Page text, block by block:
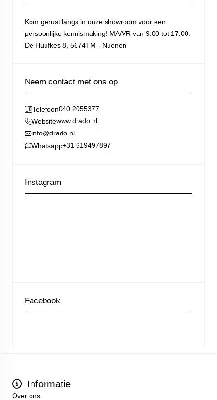
Kom gerust langs in onze showroom voor een
persoonlijke kennismaking! MA/VR van 9.00 tot 17.00:
De Huufkes 8, 5674TM - Nuenen
Neem contact met ons op
Telefoon040 2055377
Websitewww.drado.nl
info@drado.nl
Whatsapp+31 619497897
Instagram
Facebook
Informatie
Over ons